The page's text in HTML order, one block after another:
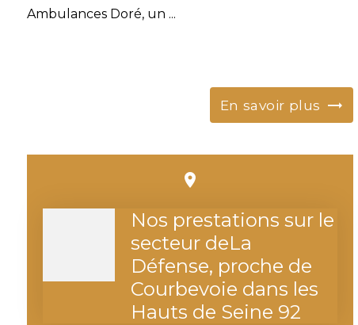
Ambulances Doré, un ...
En savoir plus
place
Nos prestations sur le
secteur deLa
Défense, proche de
Courbevoie dans les
Hauts de Seine 92